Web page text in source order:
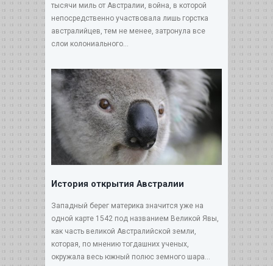
тысячи миль от Австралии, война, в которой
непосредственно участвовала лишь горстка
австралийцев, тем не менее, затронула все
слои колониального...
История открытия Австралии
Западный берег материка значится уже на
одной карте 1542 под названием Великой Явы,
как часть великой Австралийской земли,
которая, по мнению тогдашних ученых,
окружала весь южный полюс земного шара...